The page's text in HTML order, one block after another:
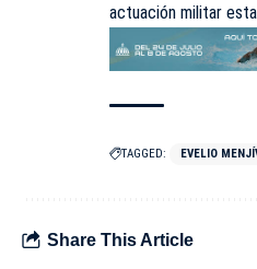
actuación militar
TAGGED: EVELIO
Share This Article